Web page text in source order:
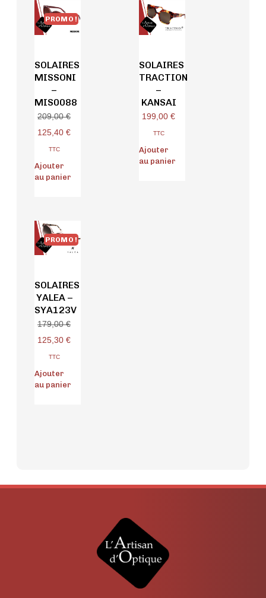
PROMO !
SOLAIRES
MISSONI
–
MIS0088
209,00€
125,40 €
TTC
Ajouter
au panier
SOLAIRES
TRACTION
–
KANSAI
199,00 €
TTC
Ajouter
au panier
PROMO !
SOLAIRES
YALEA –
SYA123V
179,00€
125,30 €
TTC
Ajouter
au panier